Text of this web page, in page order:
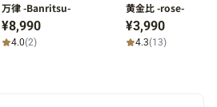
万律 -Banritsu-
¥8,990
4.0(2)
黄金比 -rose-
¥3,990
4.3(13)